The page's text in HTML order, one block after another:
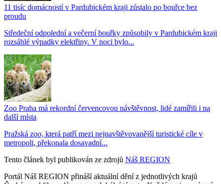
11 tisíc domácností v Pardubickém kraji zůstalo po bouřce bez
proudu
Středeční odpolední a večerní bouřky způsobily v Pardubickém kraji
rozsáhlé výpadky elektřiny. V noci bylo...
Zoo Praha má rekordní červencovou návštěvnost, lidé zamířili i na
další místa
Pražská zoo, která patří mezi nejnavštěvovanější turistické cíle v
metropoli, překonala dosavadní...
Tento článek byl publikován ze zdrojů Náš REGION
Portál Náš REGION přináší aktuální dění z jednotlivých krajů